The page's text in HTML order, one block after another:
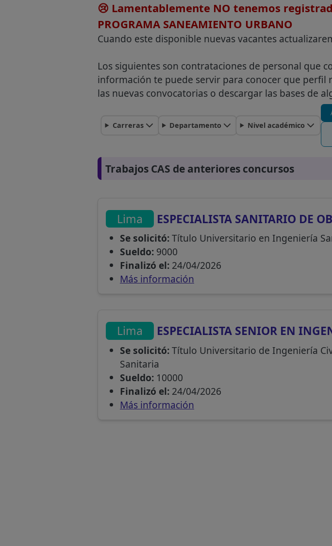
😢 Lamentablemente NO tenemos
PROGRAMA SANEAMIENTO URBANO
Cuando este disponible nuevas vacantes
Los siguientes son contrataciones de personal que
información te puede servir para conocer que perfil
las nuevas convocatorias o descargar las bases de
Carreras Departamento Nivel académico
Trabajos CAS de anteriores concursos
Lima ESPECIALISTA SANITARIO DE
Se solicitó:Título Universitario en Ingeniería
Sueldo:9000
Finalizó el:24/04/2026
Más información
Lima ESPECIALISTA SENIOR EN
Se solicitó:Título Universitario de Ingeniería
Sanitaria
Sueldo:10000
Finalizó el:24/04/2026
Más información